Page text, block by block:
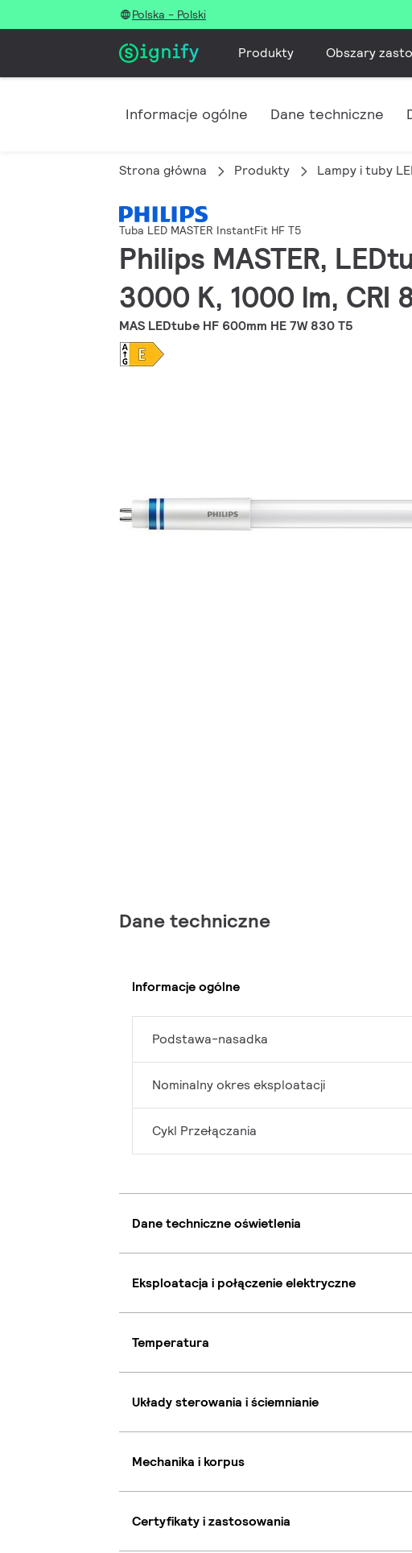
Polska - Polski
Produkty Obszary
Informacje ogólne Dane techniczne
Strona główna Produkty Lampy i tuby
Tuba LED MASTER InstantFit HF T5
Philips MASTER,
3000 K, 1000 lm, CRI
MAS LEDtube HF 600mm HE 7W 830 T5
Dane techniczne
Informacje ogólne
Podstawa-nasadka
Nominalny okres eksploatacji
Cykl Przełączania
Dane techniczne oświetlenia
Eksploatacja i połączenie elektryczne
Temperatura
Układy sterowania i ściemnianie
Mechanika i korpus
Certyfikaty i zastosowania